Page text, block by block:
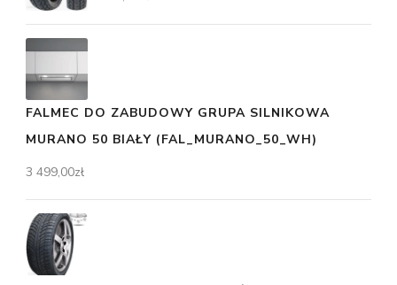
FALMEC DO ZABUDOWY GRUPA SILNIKOWA
MURANO 50 BIAŁY (FAL_MURANO_50_WH)
3 499,00zł